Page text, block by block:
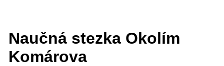
Naučná stezka Okolím
Komárova